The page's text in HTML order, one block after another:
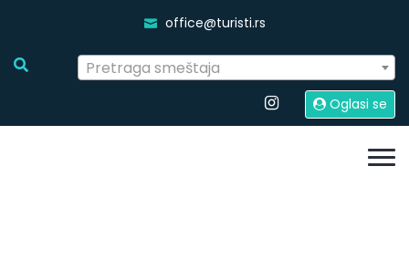
office@turisti.rs
Pretraga smeštaja
Oglasi se